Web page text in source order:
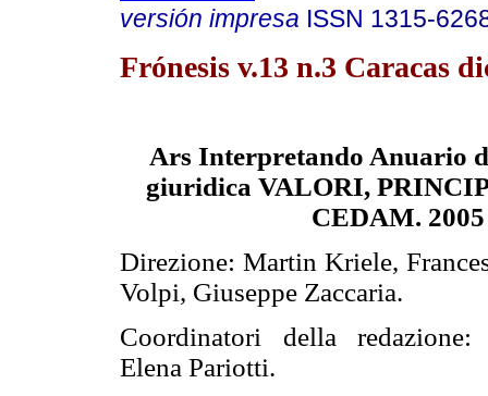
versión impresa ISSN 1315-
Frónesis v.13 n.3 Caracas
Ars Interpretando Anuario
giuridica VALORI,
CEDAM. 2005
Direzione: Martin Kriele,
Volpi, Giuseppe Zaccaria.
Coordinatori della
Elena Pariotti.